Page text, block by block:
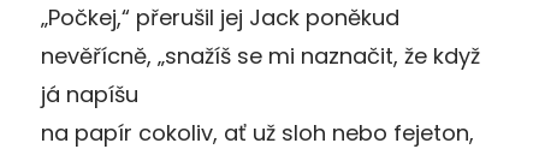
„Počkej,“ přerušil jej Jack poněkud
nevěřícně, „snažíš se mi naznačit, že když
já napíšu
na papír cokoliv, ať už sloh nebo fejeton,